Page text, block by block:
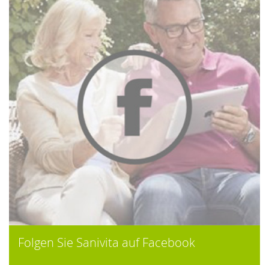
Folgen Sie Sanivita auf Facebook